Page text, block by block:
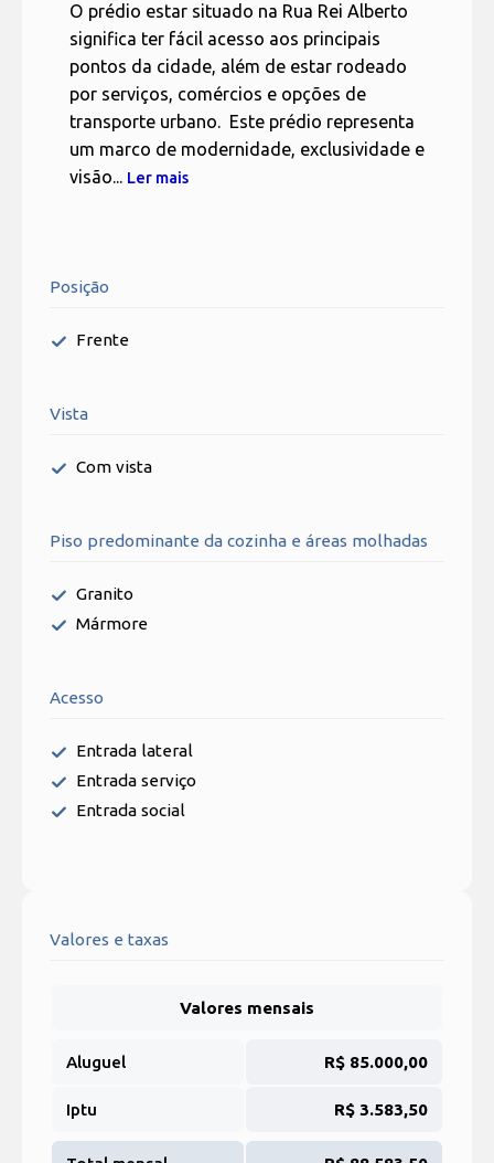
O prédio estar situado na Rua Rei Alberto
significa ter fácil acesso aos principais
pontos da cidade, além de estar rodeado
por serviços, comércios e opções de
transporte urbano. Este prédio representa
um marco de modernidade, exclusividade e
visão... Ler mais
Posição
Frente
Vista
Com vista
Piso predominante da cozinha e áreas molhadas
Granito
Mármore
Acesso
Entrada lateral
Entrada serviço
Entrada social
Valores e taxas
Valores mensais
Aluguel R$ 85.000,00
Iptu R$ 3.583,50